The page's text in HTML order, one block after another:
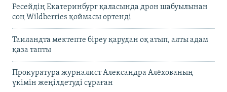
Ресейдің Екатеринбург қаласында дрон шабуылынан
соң Wildberries қоймасы өртенді
Таиландта мектепте біреу қарудан оқ атып, алты адам
қаза тапты
Прокуратура журналист Александра Алёхованың
үкімін жеңілдетуді сұраған